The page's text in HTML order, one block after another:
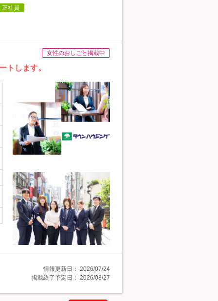
正社員
女性のおしごと掲載中
トします。
情報更新日： 2026/07/24
掲載終了予定日： 2026/08/27